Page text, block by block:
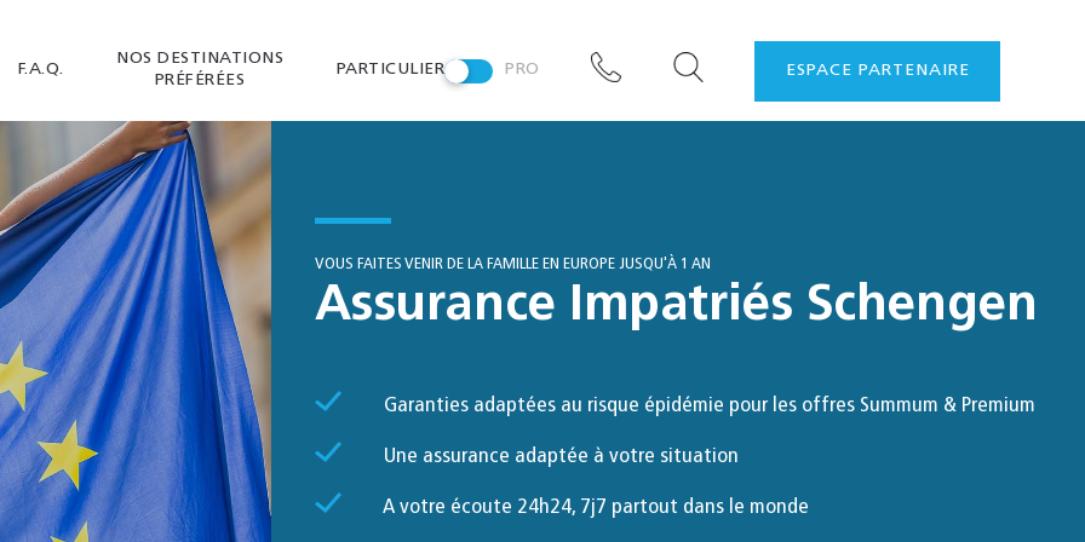
F.A.Q.
NOS DESTINATIONS
PRÉFÉRÉES
PARTICULIER PRO ESPACE PARTENAIRE
VOUS FAITES VENIR DE LA FAMILLE EN EUROPE JUSQU'À 1 AN
Assurance Impatriés Schengen
Garanties adaptées au risque épidémie pour les offres Summum & Premium
Une assurance adaptée à votre situation
A votre écoute 24h24, 7j7 partout dans le monde